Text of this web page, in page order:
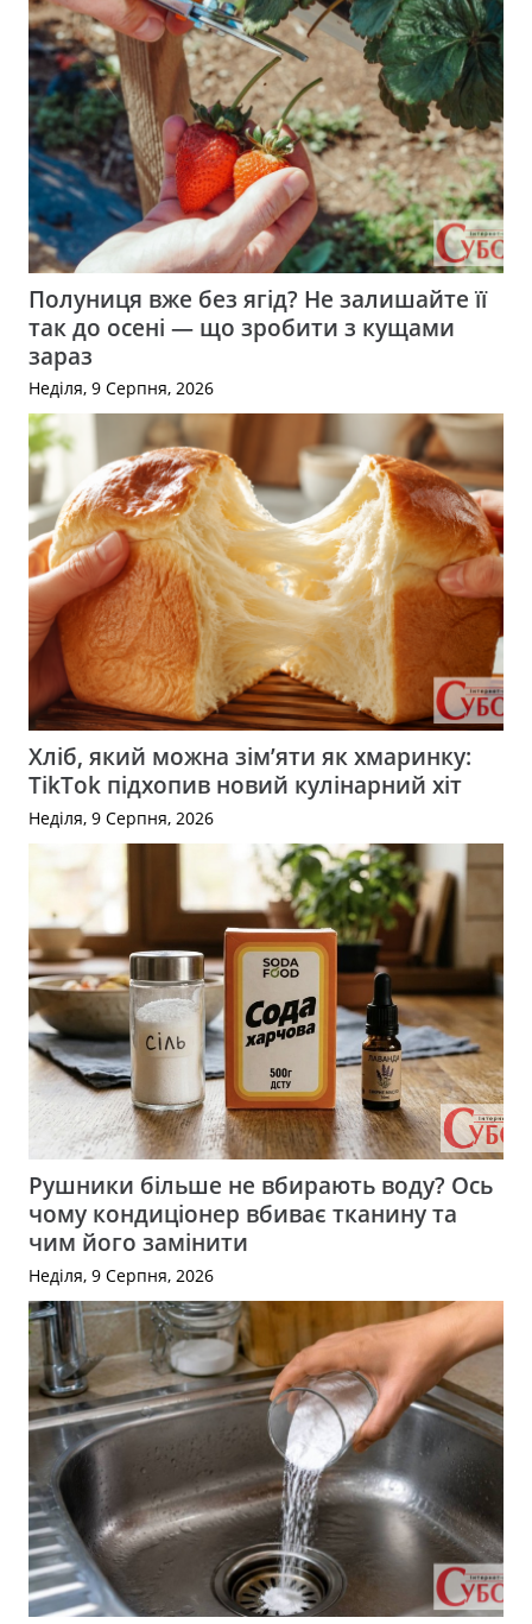
Полуниця вже без ягід? Не залишайте її
так до осені — що зробити з кущами
зараз
Неділя, 9 Серпня, 2026
Хліб, який можна зім’яти як хмаринку:
TikTok підхопив новий кулінарний хіт
Неділя, 9 Серпня, 2026
Рушники більше не вбирають воду? Ось
чому кондиціонер вбиває тканину та
чим його замінити
Неділя, 9 Серпня, 2026